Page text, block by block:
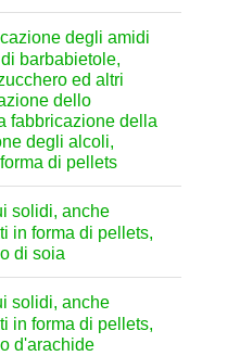
degli amidi
barbabietole,
ed altri
dello
fabbricazione della
degli alcoli,
di pellets
solidi, anche
in forma di pellets,
di soia
solidi, anche
in forma di pellets,
d'arachide